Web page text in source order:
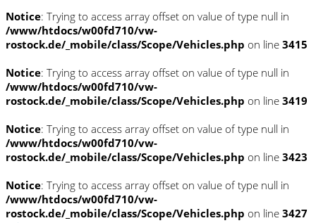
Notice: Trying to access array offset on value of type null in
/www/htdocs/w00fd710/vw-
rostock.de/_mobile/class/Scope/Vehicles.php on line 3415
Notice: Trying to access array offset on value of type null in
/www/htdocs/w00fd710/vw-
rostock.de/_mobile/class/Scope/Vehicles.php on line 3419
Notice: Trying to access array offset on value of type null in
/www/htdocs/w00fd710/vw-
rostock.de/_mobile/class/Scope/Vehicles.php on line 3423
Notice: Trying to access array offset on value of type null in
/www/htdocs/w00fd710/vw-
rostock.de/_mobile/class/Scope/Vehicles.php on line 3427